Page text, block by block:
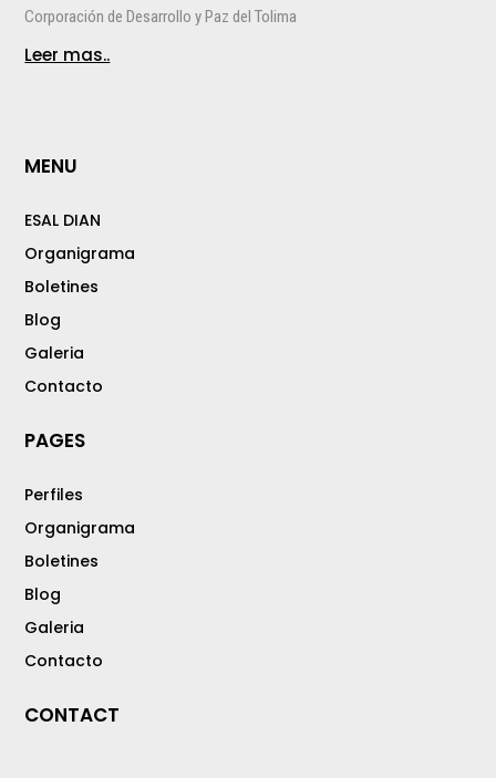
Corporación de Desarrollo y Paz del Tolima
Leer mas..
MENU
ESAL DIAN
Organigrama
Boletines
Blog
Galeria
Contacto
PAGES
Perfiles
Organigrama
Boletines
Blog
Galeria
Contacto
CONTACT